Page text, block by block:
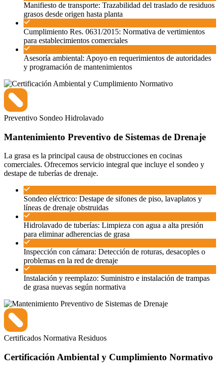
Manifiesto de transporte: Trazabilidad del traslado de residuos
grasos desde origen hasta planta
Cumplimiento Res. 0631/2015: Normativa de vertimientos
para establecimientos comerciales
Asesoría ambiental: Apoyo en requerimientos de autoridades
y programación de mantenimientos
Preventivo Sondeo Hidrolavado
Mantenimiento Preventivo de Sistemas de Drenaje
La grasa es la principal causa de obstrucciones en cocinas
comerciales. Ofrecemos servicio integral que incluye el sondeo y
destape de tuberías de drenaje.
Sondeo eléctrico: Destape de sifones de piso, lavaplatos y
líneas de drenaje obstruidas
Hidrolavado de tuberías: Limpieza con agua a alta presión
para eliminar adherencias de grasa
Inspección con cámara: Detección de roturas, desacoples o
problemas en la red de drenaje
Instalación y reemplazo: Suministro e instalación de trampas
de grasa nuevas según normativa
Certificados Normativa Residuos
Certificación Ambiental y Cumplimiento Normativo